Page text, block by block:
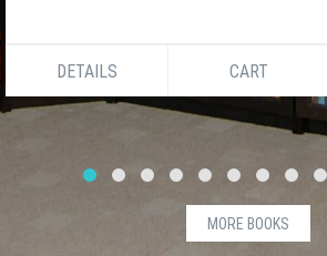
DETAILS CART
MORE BOOKS